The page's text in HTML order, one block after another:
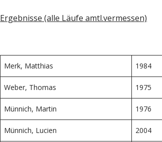
Ergebnisse (alle Läufe amtl.vermessen)
Merk, Matthias 1984
Weber, Thomas 1975
Münnich, Martin 1976
Münnich, Lucien 2004